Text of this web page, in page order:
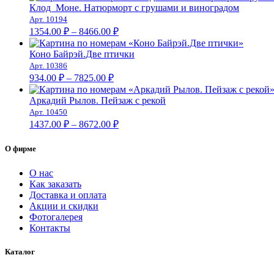
1265.00 ₽
9023.00 ₽
Клод Моне. Натюрморт с грушами и виноградом
Арт. 10194
1354.00 ₽ – 8466.00 ₽Диапазон
цен:
1354.00 ₽
Коно Байрэй.Две птички
Арт. 10386
934.00 ₽ – 7825.00 ₽Диапазон
цен:
934.00 ₽
7825.00 ₽
Аркадий Рылов. Пейзаж с рекой
Арт. 10450
1437.00 ₽ – 8672.00 ₽Диапазон
О фирме
О нас
Как заказать
Доставка и оплата
Акции и скидки
Фотогалерея
Контакты
Каталог